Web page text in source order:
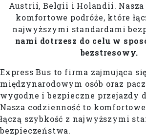
Austrii, Belgii i Holandii. Nasza
komfortowe podróże, które
najwyższymi standardami
nami dotrzesz do celu w
bezstresowy.
Express Bus to firma zajmująca
międzynarodowym osób oraz
wygodne i bezpieczne przejazdy
Nasza codzienność to
łączą szybkość z najwyższymi
bezpieczeństwa.